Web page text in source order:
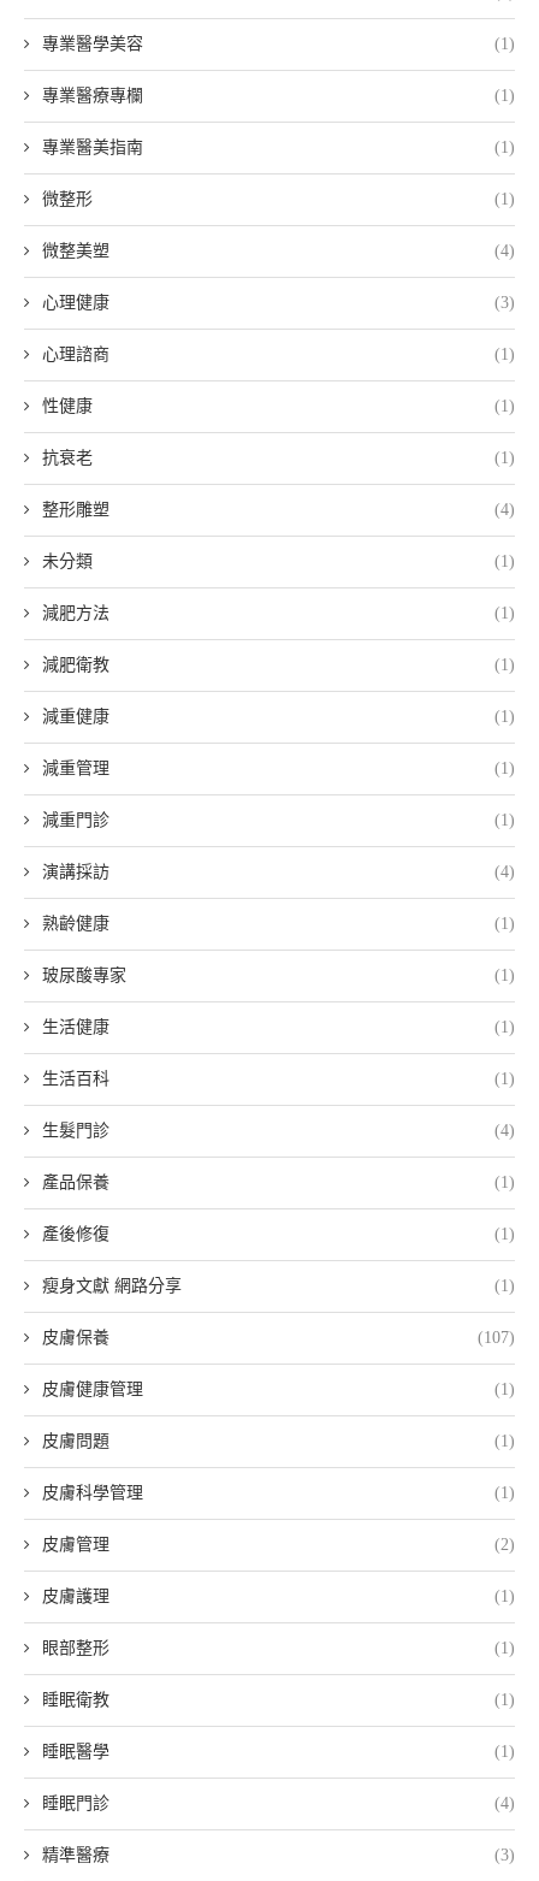
專業醫學美容 (1)
專業醫療專欄 (1)
專業醫美指南 (1)
微整形 (1)
微整美塑 (4)
心理健康 (3)
心理諮商 (1)
性健康 (1)
抗衰老 (1)
整形雕塑 (4)
未分類 (1)
減肥方法 (1)
減肥衛教 (1)
減重健康 (1)
減重管理 (1)
減重門診 (1)
演講採訪 (4)
熟齡健康 (1)
玻尿酸專家 (1)
生活健康 (1)
生活百科 (1)
生髮門診 (4)
產品保養 (1)
產後修復 (1)
瘦身文獻 網路分享 (1)
皮膚保養 (107)
皮膚健康管理 (1)
皮膚問題 (1)
皮膚科學管理 (1)
皮膚管理 (2)
皮膚護理 (1)
眼部整形 (1)
睡眠衛教 (1)
睡眠醫學 (1)
睡眠門診 (4)
精準醫療 (3)